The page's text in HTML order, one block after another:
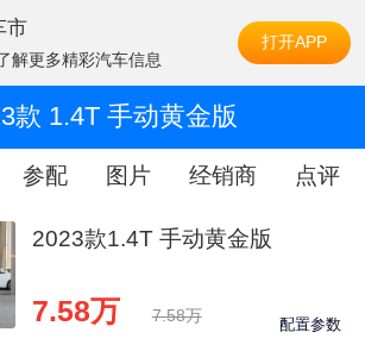
市
解更多精彩汽车信息
打开APP
款 1.4T 手动黄金版
参配 图片 经销商 点评
2023款1.4T 手动黄金版
7.58万 7.58万 配置参数